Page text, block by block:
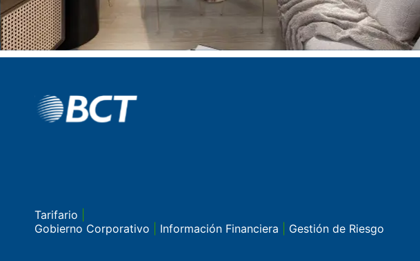
Tarifario
Gobierno Corporativo
Información Financiera Gestión de Riesgo